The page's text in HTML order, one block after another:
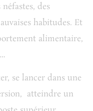
des
habitudes. Et
alimentaire,
se lancer dans une
atteindre un